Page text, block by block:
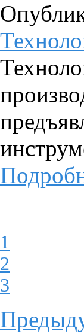
1
2
3